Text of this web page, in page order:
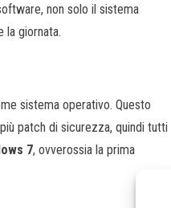
non solo il sistema
la giornata.
sistema operativo. Questo
patch di sicurezza, quindi tutti
7, ovverossia la prima